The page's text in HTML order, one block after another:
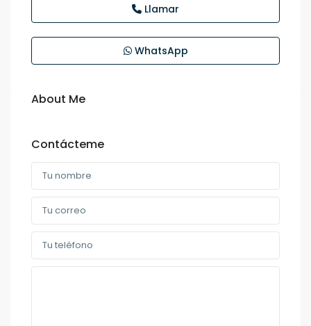
Llamar
WhatsApp
About Me
Contácteme